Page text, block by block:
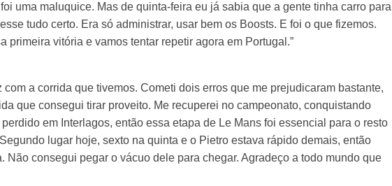
uma maluquice. Mas de quinta-feira eu já sabia que a gente tinha carro para
tudo certo. Era só administrar, usar bem os Boosts. E foi o que fizemos.
primeira vitória e vamos tentar repetir agora em Portugal.”
com a corrida que tivemos. Cometi dois erros que me prejudicaram bastante,
que consegui tirar proveito. Me recuperei no campeonato, conquistando
em Interlagos, então essa etapa de Le Mans foi essencial para o resto
lugar hoje, sexto na quinta e o Pietro estava rápido demais, então
Não consegui pegar o vácuo dele para chegar. Agradeço a todo mundo que